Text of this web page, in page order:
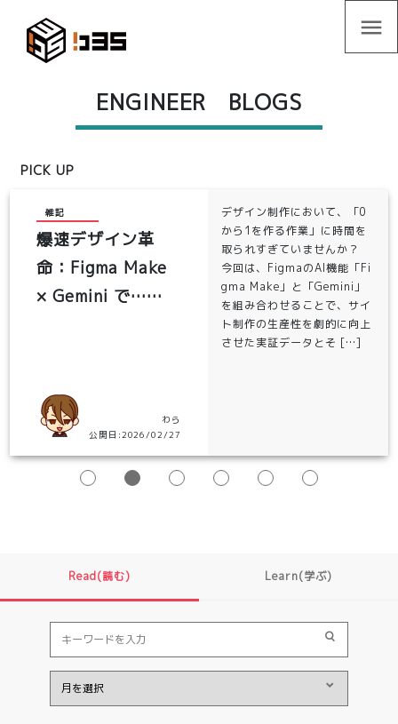
menu
ENGINEER BLOGS
PICK UP
雑記
爆速デザイン革
命：Figma Make
× Gemini で……
わら
公開日:2026/02/27
デザイン制作において、「0
から1を作る作業」に時間を
取られすぎていませんか？
今回は、FigmaのAI機能「Fi
gma Make」と「Gemini」
を組み合わせることで、サイ
ト制作の生産性を劇的に向上
させた実証データとそ […]
Read(読む) Learn(学ぶ)